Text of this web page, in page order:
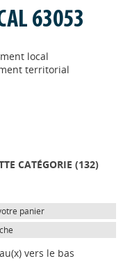
63053
local
territorial
CATÉGORIE (132)
panier
vers le bas